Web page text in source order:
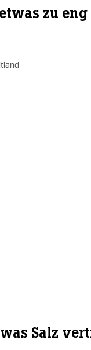
zu
Salz